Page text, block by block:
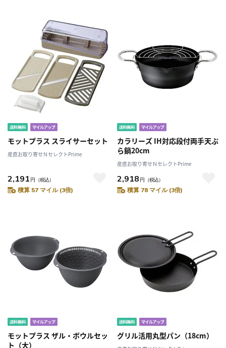
モットプラス スライサーセット
産直お取り寄せＮセレクトPrime
2,191 円 （税込）
積算 57 マイル (3倍)
カラリーズ IH対応段付両手天ぷ
ら鍋20cm
産直お取り寄せＮセレクトPrime
2,918 円 （税込）
積算 78 マイル (3倍)
モットプラス ザル・ボウルセッ
ト（大）
グリル活用丸型パン（18cm）